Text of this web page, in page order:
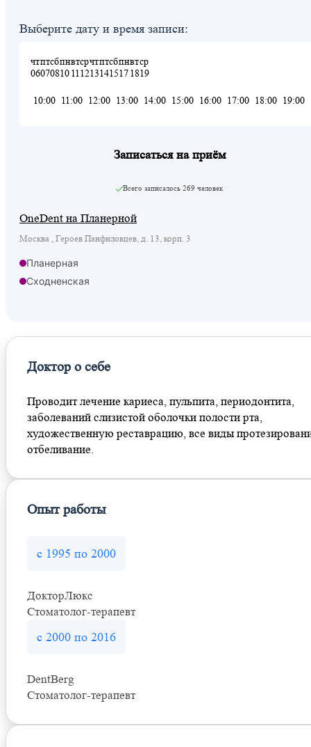
Выберите дату и время записи:
чт
06
пт
07
сб
08
пн
10
вт
11
ср
12
чт
13
пт
14
сб
15
пн
17
вт
18
ср
19
10:00 11:00 12:00 13:00 14:00 15:00 16:00 17:00 18:00 19:00
Записаться на приём
Всего записалось 269 человек
OneDent на Планерной
Москва , Героев Панфиловцев, д. 13, корп. 3
Планерная
Сходненская
Доктор о себе
Проводит лечение кариеса, пульпита, периодонтита,
заболеваний слизистой оболочки полости рта,
художественную реставрацию, все виды
отбеливание.
Опыт работы
с 1995 по 2000
ДокторЛюкс
Стоматолог-терапевт
с 2000 по 2016
DentBerg
Стоматолог-терапевт